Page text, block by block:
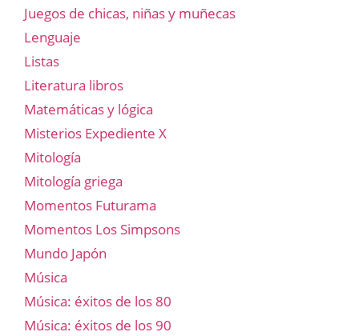
Juegos de chicas, niñas y muñecas
Lenguaje
Listas
Literatura libros
Matemáticas y lógica
Misterios Expediente X
Mitología
Mitología griega
Momentos Futurama
Momentos Los Simpsons
Mundo Japón
Música
Música: éxitos de los 80
Música: éxitos de los 90